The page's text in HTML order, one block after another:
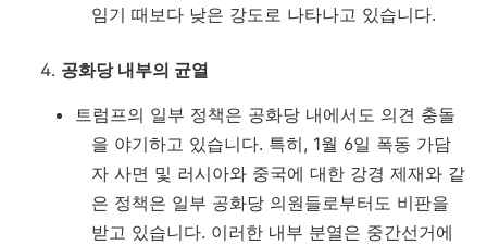
임기 때보다 낮은 강도로 나타나고 있습니다.
공화당 내부의 균열
트럼프의 일부 정책은 공화당 내에서도 의견 충돌
을 야기하고 있습니다. 특히, 1월 6일 폭동 가담
자 사면 및 러시아와 중국에 대한 강경 제재와 같
은 정책은 일부 공화당 의원들로부터도 비판을
받고 있습니다. 이러한 내부 분열은 중간선거에